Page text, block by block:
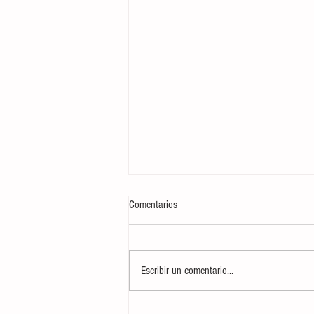
Comentarios
Escribir un comentario...